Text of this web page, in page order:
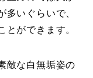
多いぐらいで、
とができます。
敵な白無垢姿の